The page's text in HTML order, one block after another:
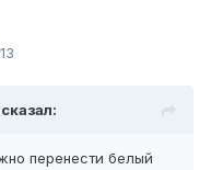
перенести белый